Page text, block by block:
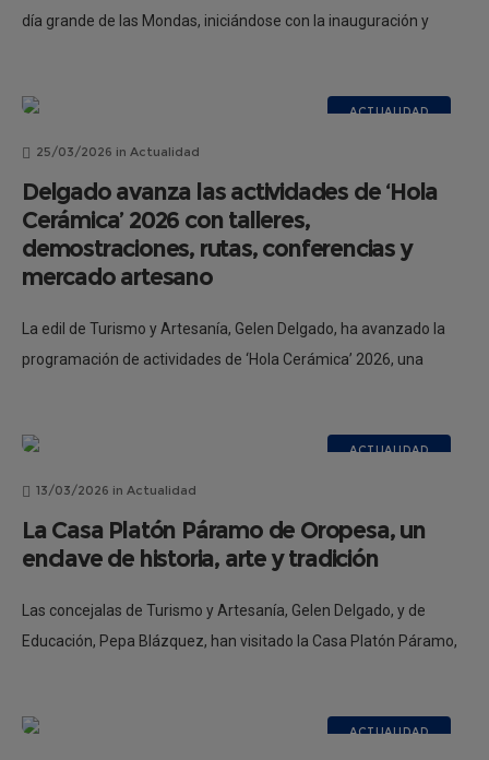
día grande de las Mondas, iniciándose con la inauguración y
ACTUALIDAD
25/03/2026 in Actualidad
Delgado avanza las actividades de ‘Hola
Cerámica’ 2026 con talleres,
demostraciones, rutas, conferencias y
mercado artesano
La edil de Turismo y Artesanía, Gelen Delgado, ha avanzado la
programación de actividades de ‘Hola Cerámica’ 2026, una
ACTUALIDAD
13/03/2026 in Actualidad
La Casa Platón Páramo de Oropesa, un
enclave de historia, arte y tradición
Las concejalas de Turismo y Artesanía, Gelen Delgado, y de
Educación, Pepa Blázquez, han visitado la Casa Platón Páramo,
ACTUALIDAD